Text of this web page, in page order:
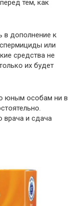
тем, как
в дополнение к
или
средства не
их будет
юным особам ни в
врача и сдача